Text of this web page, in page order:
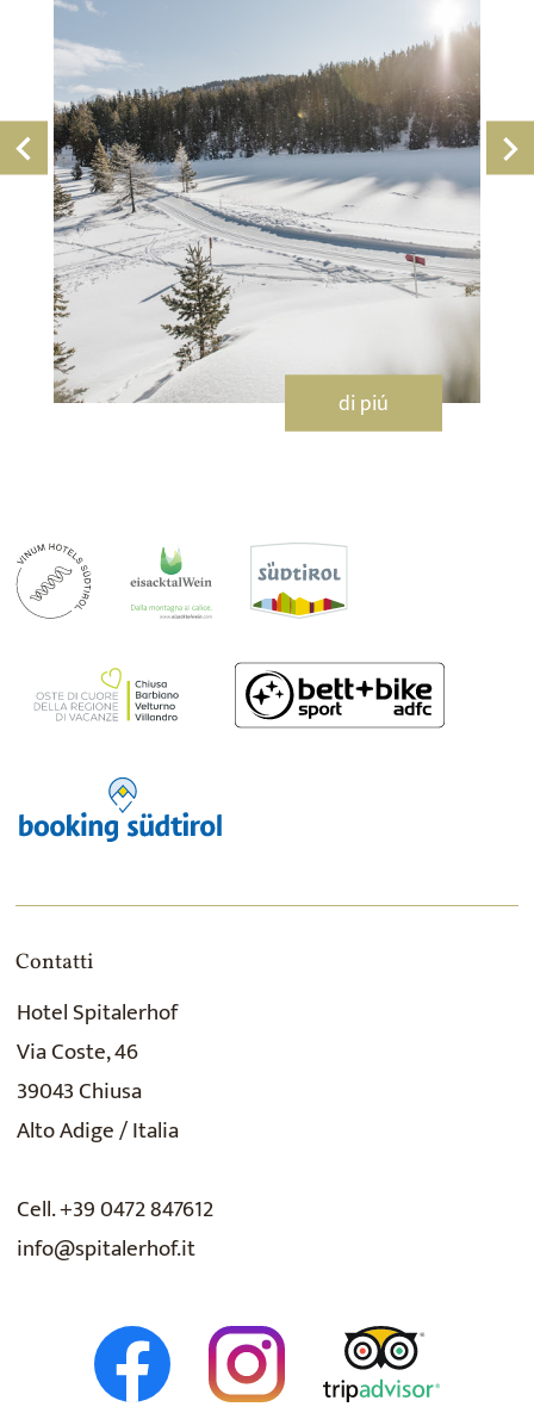
di piú
Contatti
Hotel Spitalerhof
Via Coste, 46
39043 Chiusa
Alto Adige / Italia
Cell. +39 0472 847612
info@spitalerhof.it